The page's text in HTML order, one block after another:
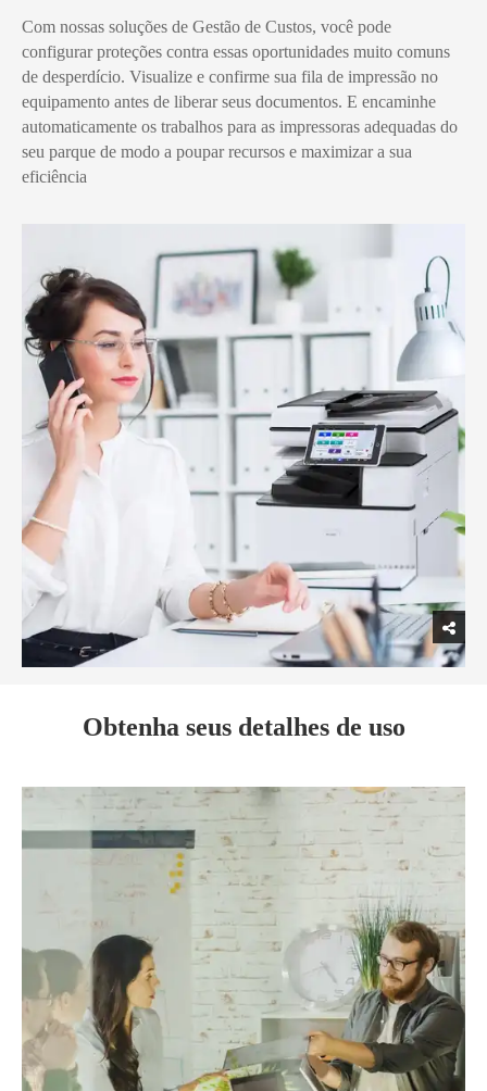
Com nossas soluções de Gestão de Custos, você pode
configurar proteções contra essas oportunidades muito comuns
de desperdício. Visualize e confirme sua fila de impressão no
equipamento antes de liberar seus documentos. E encaminhe
automaticamente os trabalhos para as impressoras adequadas do
seu parque de modo a poupar recursos e maximizar a sua
eficiência
Obtenha seus detalhes de uso